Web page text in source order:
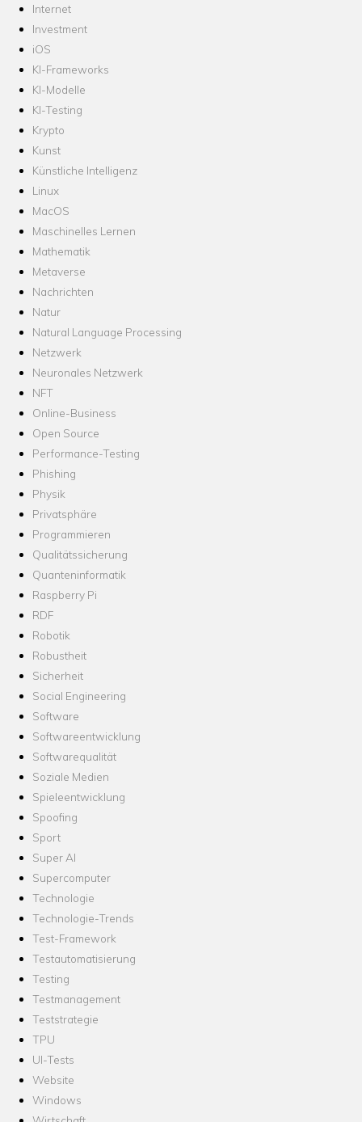
Internet
Investment
iOS
KI-Frameworks
KI-Modelle
KI-Testing
Krypto
Kunst
Künstliche Intelligenz
Linux
MacOS
Maschinelles Lernen
Mathematik
Metaverse
Nachrichten
Natur
Natural Language Processing
Netzwerk
Neuronales Netzwerk
NFT
Online-Business
Open Source
Performance-Testing
Phishing
Physik
Privatsphäre
Programmieren
Qualitätssicherung
Quanteninformatik
Raspberry Pi
RDF
Robotik
Robustheit
Sicherheit
Social Engineering
Software
Softwareentwicklung
Softwarequalität
Soziale Medien
Spieleentwicklung
Spoofing
Sport
Super AI
Supercomputer
Technologie
Technologie-Trends
Test-Framework
Testautomatisierung
Testing
Testmanagement
Teststrategie
TPU
UI-Tests
Website
Windows